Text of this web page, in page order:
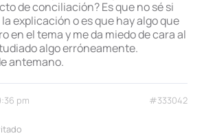
de conciliación? Es que no sé si
explicación o es que hay algo que
en el tema y me da miedo de cara al
algo erróneamente.
antemano.
pm #333042